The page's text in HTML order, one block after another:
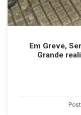
Em Greve,
Grande